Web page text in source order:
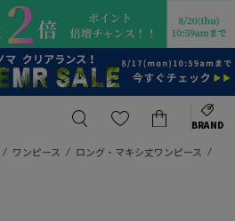
BRAND
ワンピース
ロング・マキシ丈ワンピース